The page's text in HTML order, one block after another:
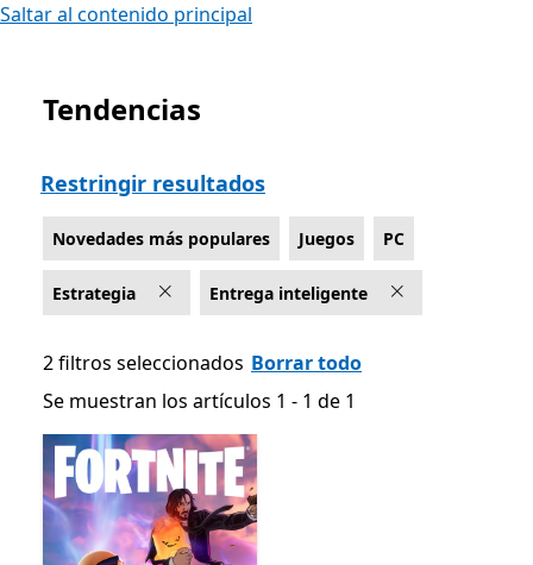
Saltar al contenido principal
Lista Microsoft.com
Tendencias
Restringir resultados
Novedades más populares Juegos PC
Estrategia Entrega inteligente
2 filtros seleccionados Borrar todo
Se muestran los artículos 1 - 1 de 1
Se muestran los artículos 1 - 1 de 1